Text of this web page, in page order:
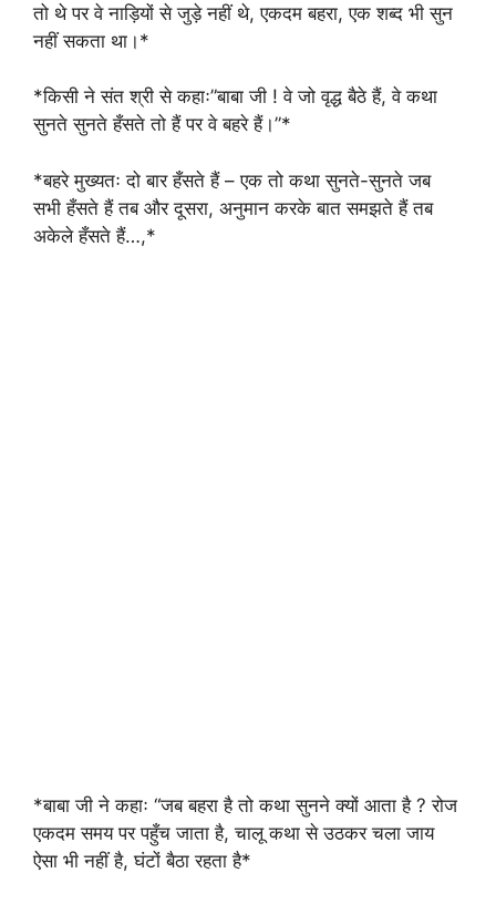
तो थे पर वे नाड़ियों से जुड़े नहीं थे, एकदम बहरा, एक शब्द भी सुन
नहीं सकता था।*
*किसी ने संत श्री से कहाः”बाबा जी ! वे जो वृद्ध बैठे हैं, वे कथा
सुनते सुनते हँसते तो हैं पर वे बहरे हैं।”*
*बहरे मुख्यतः दो बार हँसते हैं – एक तो कथा सुनते-सुनते जब
सभी हँसते हैं तब और दूसरा, अनुमान करके बात समझते हैं तब
अकेले हँसते हैं…,*
*बाबा जी ने कहाः “जब बहरा है तो कथा सुनने क्यों आता है ? रोज
एकदम समय पर पहुँच जाता है, चालू कथा से उठकर चला जाय
ऐसा भी नहीं है, घंटों बैठा रहता है*